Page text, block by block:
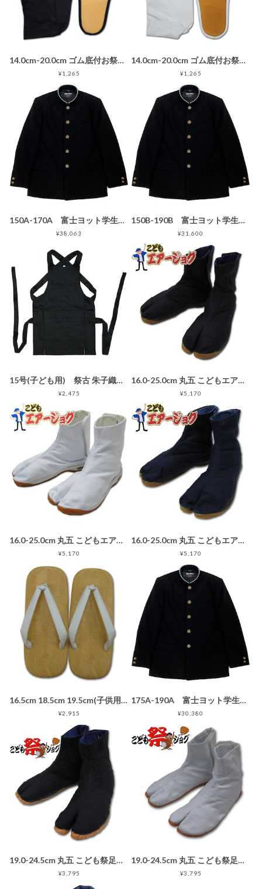
14.0cm-20.0cm ゴム底付お祭りたび 紺 3枚こはぜ ネイビー
¥1,265
14.0cm-20.0cm ゴム底付お祭りたび 白 3枚こはぜ ホワイト
¥1,265
150A-170A 富士ヨット学生服 NanoWave(ナノウェイブ) GTNP175T 黒 ブラック 丸洗い可 明石スクールユニフォームカンパニー 明石被服興業
¥38,063
150B-190B 富士ヨット学生服 NanoWave(ナノウェイブ) GTNP175T 黒 ブラック 丸洗い可 明石スクールユニフォームカンパニー 明石被服興業
¥31,600
15号(子ども用) 祭古 朱子織り腹掛 [黒]
¥2,475
16.0-25.0cm 丸五 こどもエアージョグ 黒 子供用地下足袋
¥5,170
16.0-25.0cm 丸五 こどもエアージョグ 白 子供用地下足袋
¥5,170
16.0-25.0cm 丸五 こどもエアージョグ 藍 子供用地下足袋
¥5,170
16.5cm 18.5cm 19.5cm(子供用) ライト底 雪駄 白
¥2,915
175A-190A 富士ヨット学生服 NanoWave(ナノウェイブ) GTNP175T 黒 ブラック 丸洗い可 明石スクールユニフォームカンパニー 明石被服興業
¥30,380
19.0-24.5cm 丸五 こども祭足袋ジョグ 黒 マジックテープ止め子供用地下足袋
¥3,795
19.0-24.5cm 丸五 こども祭足袋ジョグ 白 マジックテープ止め子供用地下足袋
¥3,795